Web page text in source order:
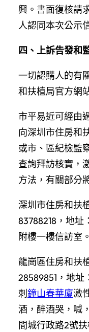
興。書面復核請
人認同本次公示
四、上訴告發和
一切認購人的有
和扶植局官方網
市平易近可經由
向深圳市住房和
或市、區紀檢監
查詢拜訪核實，
方法，有關部分
深圳市住房和扶
83788218，地址
附樓一樓信訪室。
龍崗區住房和扶
28589851，地
刺 鐘山春華廈激
酒，醉酒哭，喊
間城行政路2號